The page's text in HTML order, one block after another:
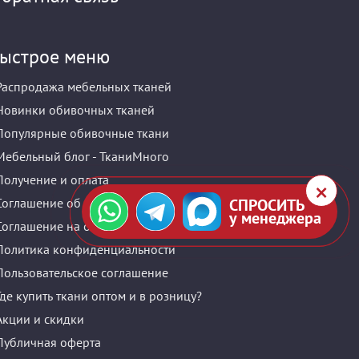
СПРОСИТЬ
у менеджера
меню
мебельных тканей
обивочных тканей
обивочные ткани
блог - ТканиМного
и оплата
об использовании сайта
на обработку персональных данных
конфиденциальности
соглашение
купить ткани оптом и в розницу?
и скидки
оферта